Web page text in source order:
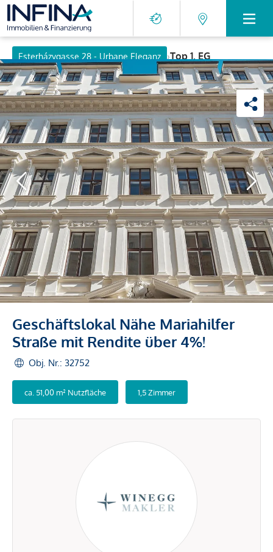
Esterházygasse 28 - Urbane Eleganz ›Top 1, EG
Geschäftslokal Nähe Mariahilfer
Straße mit Rendite über 4%!
Obj. Nr.: 32752
ca. 51,00 m² Nutzfläche 1,5 Zimmer